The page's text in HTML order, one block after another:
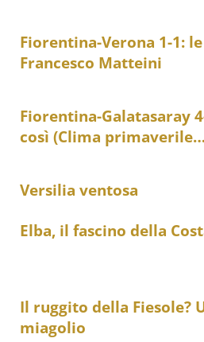
Fiorentina-Verona 1-1:
Francesco Matteini
Fiorentina-Galatasaray
così (Clima
Versilia ventosa
Elba, il fascino della
Il ruggito della Fiesole?
miagolio